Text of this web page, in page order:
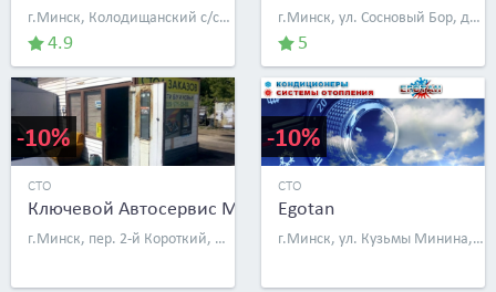
г.Минск, Колодищанский с/с, д. 82
4.9
г.Минск, ул. Сосновый Бор, д. 2
5
-10%
СТО
Ключевой Автосервис MSQ
г.Минск, пер. 2-й Короткий, д. 23
-10%
СТО
Egotan
г.Минск, ул. Кузьмы Минина, д. 21, к. 2, бокс 2